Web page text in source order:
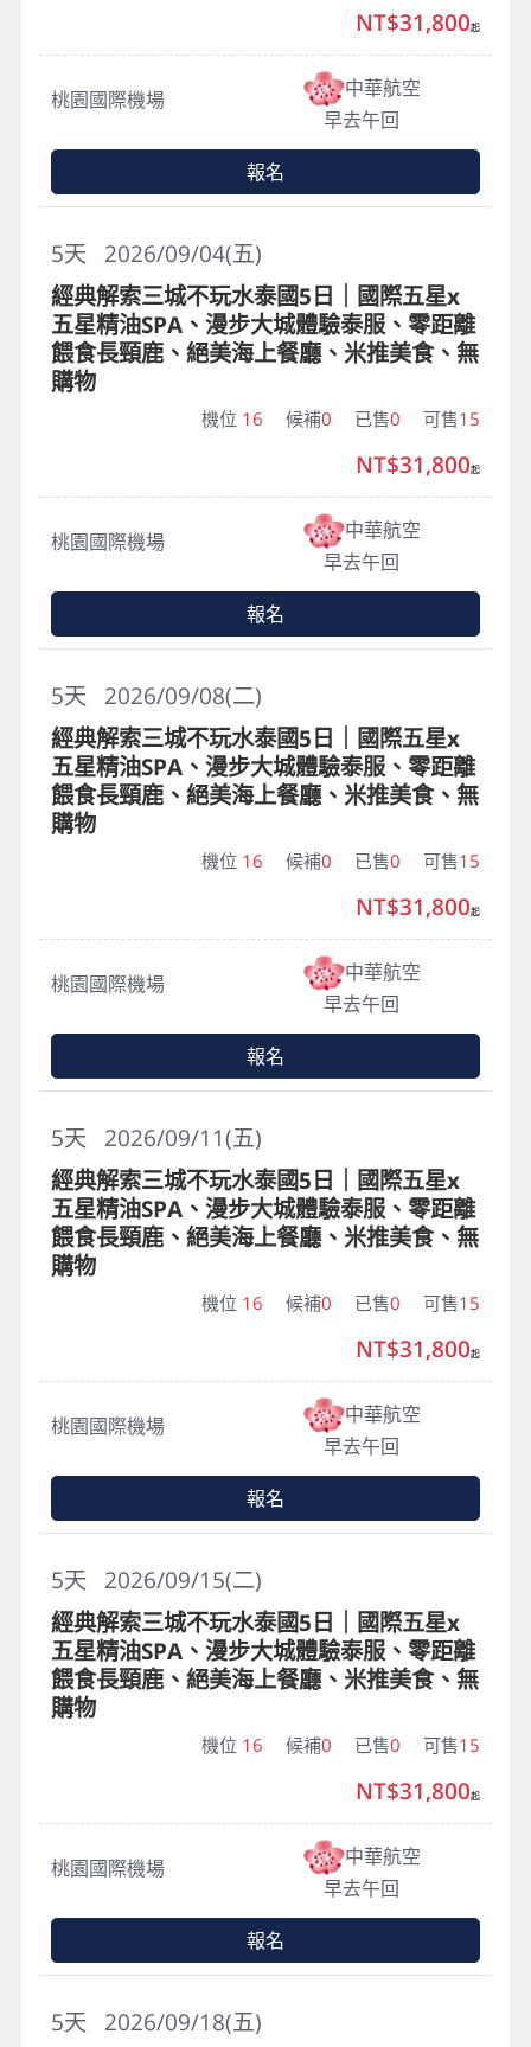
桃園國際機場
中華航空
早去午回
NT$31,800起
報名
2026/09/04(五)
5天
經典解索三城不玩水泰國5日｜國際五星x
五星精油SPA、漫步大城體驗泰服、零距離
餵食長頸鹿、絕美海上餐廳、米推美食、無
購物
機位 16 候補0 已售0 可售15
桃園國際機場
中華航空
早去午回
NT$31,800起
報名
2026/09/08(二)
5天
經典解索三城不玩水泰國5日｜國際五星x
五星精油SPA、漫步大城體驗泰服、零距離
餵食長頸鹿、絕美海上餐廳、米推美食、無
購物
機位 16 候補0 已售0 可售15
桃園國際機場
中華航空
早去午回
NT$31,800起
報名
2026/09/11(五)
5天
經典解索三城不玩水泰國5日｜國際五星x
五星精油SPA、漫步大城體驗泰服、零距離
餵食長頸鹿、絕美海上餐廳、米推美食、無
購物
機位 16 候補0 已售0 可售15
桃園國際機場
中華航空
早去午回
NT$31,800起
報名
2026/09/15(二)
5天
經典解索三城不玩水泰國5日｜國際五星x
五星精油SPA、漫步大城體驗泰服、零距離
餵食長頸鹿、絕美海上餐廳、米推美食、無
購物
機位 16 候補0 已售0 可售15
桃園國際機場
中華航空
早去午回
NT$31,800起
報名
2026/09/18(五)
5天